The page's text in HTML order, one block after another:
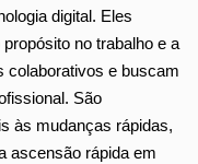
digital. Eles
no trabalho e a
colaborativos e buscam
São
às mudanças rápidas,
ascensão rápida em